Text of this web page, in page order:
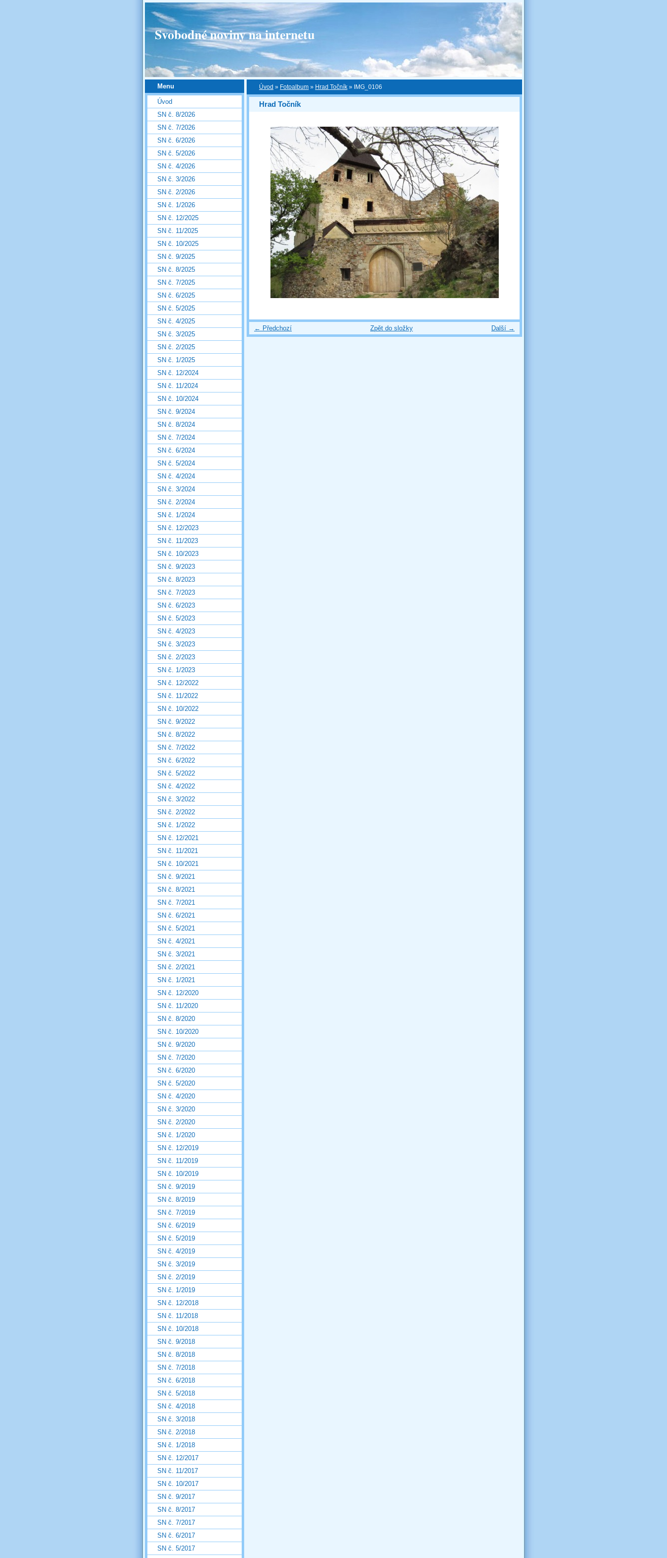
Svobodné noviny na internetu
Úvod » Fotoalbum » Hrad Točník » IMG_0106
Hrad Točník
← Předchozí Další →
Zpět do složky
Menu
Úvod
SN č. 8/2026
SN č. 7/2026
SN č. 6/2026
SN č. 5/2026
SN č. 4/2026
SN č. 3/2026
SN č. 2/2026
SN č. 1/2026
SN č. 12/2025
SN č. 11/2025
SN č. 10/2025
SN č. 9/2025
SN č. 8/2025
SN č. 7/2025
SN č. 6/2025
SN č. 5/2025
SN č. 4/2025
SN č. 3/2025
SN č. 2/2025
SN č. 1/2025
SN č. 12/2024
SN č. 11/2024
SN č. 10/2024
SN č. 9/2024
SN č. 8/2024
SN č. 7/2024
SN č. 6/2024
SN č. 5/2024
SN č. 4/2024
SN č. 3/2024
SN č. 2/2024
SN č. 1/2024
SN č. 12/2023
SN č. 11/2023
SN č. 10/2023
SN č. 9/2023
SN č. 8/2023
SN č. 7/2023
SN č. 6/2023
SN č. 5/2023
SN č. 4/2023
SN č. 3/2023
SN č. 2/2023
SN č. 1/2023
SN č. 12/2022
SN č. 11/2022
SN č. 10/2022
SN č. 9/2022
SN č. 8/2022
SN č. 7/2022
SN č. 6/2022
SN č. 5/2022
SN č. 4/2022
SN č. 3/2022
SN č. 2/2022
SN č. 1/2022
SN č. 12/2021
SN č. 11/2021
SN č. 10/2021
SN č. 9/2021
SN č. 8/2021
SN č. 7/2021
SN č. 6/2021
SN č. 5/2021
SN č. 4/2021
SN č. 3/2021
SN č. 2/2021
SN č. 1/2021
SN č. 12/2020
SN č. 11/2020
SN č. 8/2020
SN č. 10/2020
SN č. 9/2020
SN č. 7/2020
SN č. 6/2020
SN č. 5/2020
SN č. 4/2020
SN č. 3/2020
SN č. 2/2020
SN č. 1/2020
SN č. 12/2019
SN č. 11/2019
SN č. 10/2019
SN č. 9/2019
SN č. 8/2019
SN č. 7/2019
SN č. 6/2019
SN č. 5/2019
SN č. 4/2019
SN č. 3/2019
SN č. 2/2019
SN č. 1/2019
SN č. 12/2018
SN č. 11/2018
SN č. 10/2018
SN č. 9/2018
SN č. 8/2018
SN č. 7/2018
SN č. 6/2018
SN č. 5/2018
SN č. 4/2018
SN č. 3/2018
SN č. 2/2018
SN č. 1/2018
SN č. 12/2017
SN č. 11/2017
SN č. 10/2017
SN č. 9/2017
SN č. 8/2017
SN č. 7/2017
SN č. 6/2017
SN č. 5/2017